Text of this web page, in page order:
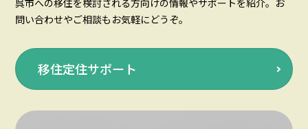
呉市への移住を検討される方向けの情報やサポートを紹介。お
問い合わせやご相談もお気軽にどうぞ。
移住定住サポート